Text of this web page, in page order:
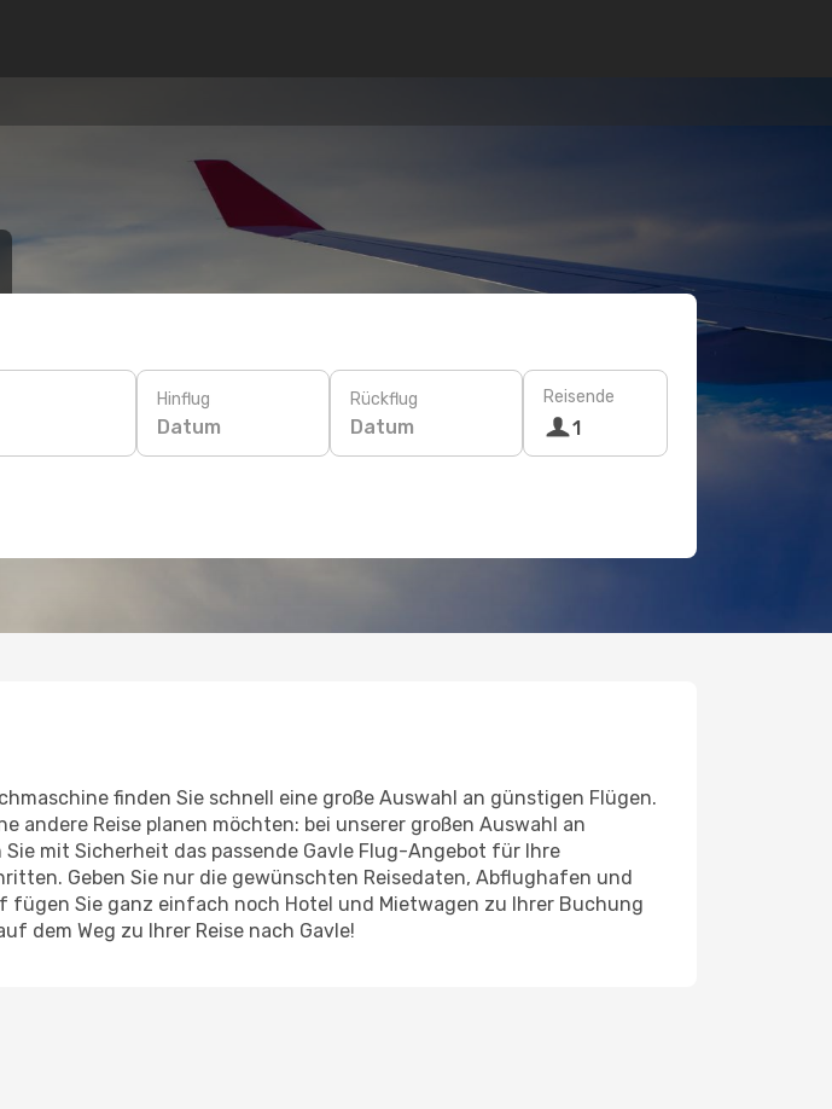
Hinflug
Datum
Rückflug
Datum
Reisende
1
finden Sie schnell eine große Auswahl an günstigen Flügen.
andere Reise planen möchten: bei unserer großen Auswahl an
mit Sicherheit das passende Gavle Flug-Angebot für Ihre
Geben Sie nur die gewünschten Reisedaten, Abflughafen und
fügen Sie ganz einfach noch Hotel und Mietwagen zu Ihrer Buchung
dem Weg zu Ihrer Reise nach Gavle!